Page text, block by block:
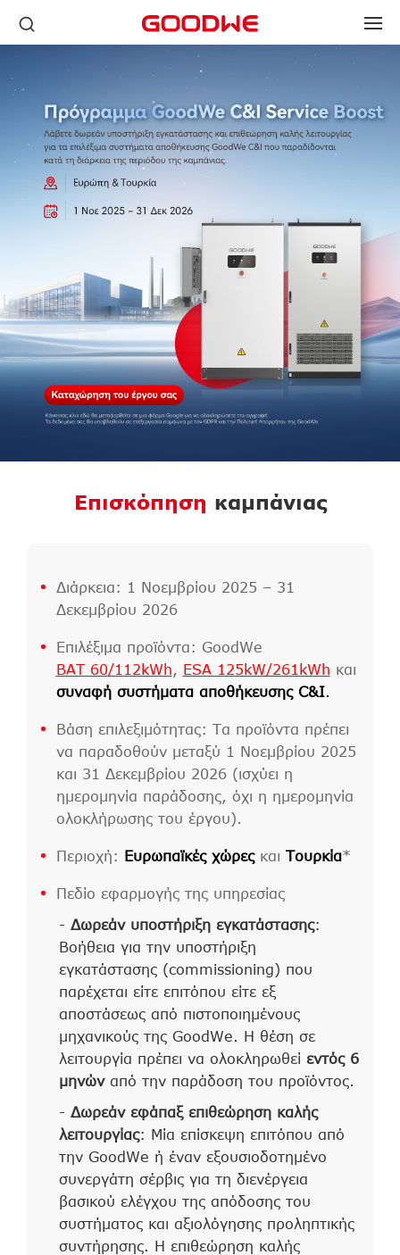
Επισκόπηση καμπάνιας
Διάρκεια: 1 Νοεμβρίου 2025 – 31
Δεκεμβρίου 2026
Επιλέξιμα προϊόντα: GoodWe
BAT 60/112kWh, ESA 125kW/261kWh και
συναφή συστήματα αποθήκευσης C&I.
Βάση επιλεξιμότητας: Τα προϊόντα πρέπει
να παραδοθούν μεταξύ 1 Νοεμβρίου 2025
και 31 Δεκεμβρίου 2026 (ισχύει η
ημερομηνία παράδοσης, όχι η ημερομηνία
ολοκλήρωσης του έργου).
Περιοχή: Ευρωπαϊκές χώρεςκαι Τουρκία*
Πεδίο εφαρμογής της υπηρεσίας
- Δωρεάν υποστήριξη εγκατάστασης:
Βοήθεια για την υποστήριξη
εγκατάστασης (commissioning) που
παρέχεται είτε επιτόπου είτε εξ
αποστάσεως από πιστοποιημένους
μηχανικούς της GoodWe. Η θέση σε
λειτουργία πρέπει να ολοκληρωθεί εντός 6
μηνών από την παράδοση του προϊόντος.
- Δωρεάν εφάπαξ επιθεώρηση καλής
λειτουργίας: Μία επίσκεψη επιτόπου από
την GoodWe ή έναν εξουσιοδοτημένο
συνεργάτη σέρβις για τη διενέργεια
βασικού ελέγχου της απόδοσης του
συστήματος και αξιολόγησης προληπτικής
συντήρησης. Η επιθεώρηση καλής